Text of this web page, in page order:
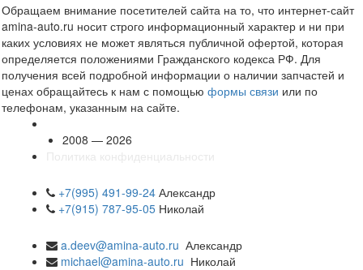
Обращаем внимание посетителей сайта на то, что интернет-сайт
amina-auto.ru носит строго информационный характер и ни при
каких условиях не может являться публичной офертой, которая
определяется положениями Гражданского кодекса РФ. Для
получения всей подробной информации о наличии запчастей и
ценах обращайтесь к нам с помощьюформы связи или по
телефонам, указанным на сайте.
2008 — 2026
+7(995) 491-99-24 Александр
+7(915) 787-95-05 Николай
a.deev@amina-auto.ru Александр
michael@amina-auto.ru Николай